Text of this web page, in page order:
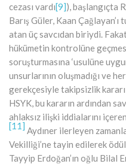
cezası vardı[9]), başlangıçta
Barış Güler, Kaan
atan üç savcıdan biriydi.
hükümetin kontrolüne
soruşturmasına ‘usulüne
unsurlarının oluşmadığı ve
gerekçesiyle takipsizlik
HSYK, bu kararın ardından
ahlaksız ilişki iddialarını
[11] Aydıner ilerleyen
Vekilliği’ne tayin edilerek
Tayyip Erdoğan’ın oğlu Bilal